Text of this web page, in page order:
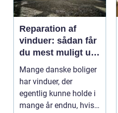
Reparation af
vinduer: sådan får
du mest muligt ud
af dine gamle
rammer
Mange danske boliger
har vinduer, der
egentlig kunne holde i
mange år endnu, hvis